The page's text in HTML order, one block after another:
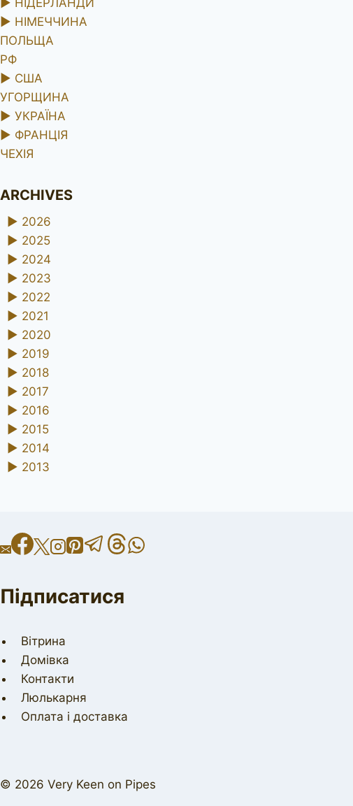
► НІМЕЧЧИНА
ПОЛЬЩА
РФ
► США
УГОРЩИНА
► УКРАЇНА
► ФРАНЦІЯ
ЧЕХІЯ
ARCHIVES
► 2026
► 2025
► 2024
► 2023
► 2022
► 2021
► 2020
► 2019
► 2018
► 2017
► 2016
► 2015
► 2014
► 2013
Підписатися
Вітрина
Домівка
Контакти
Люлькарня
Оплата і доставка
© 2026 Very Keen on Pipes